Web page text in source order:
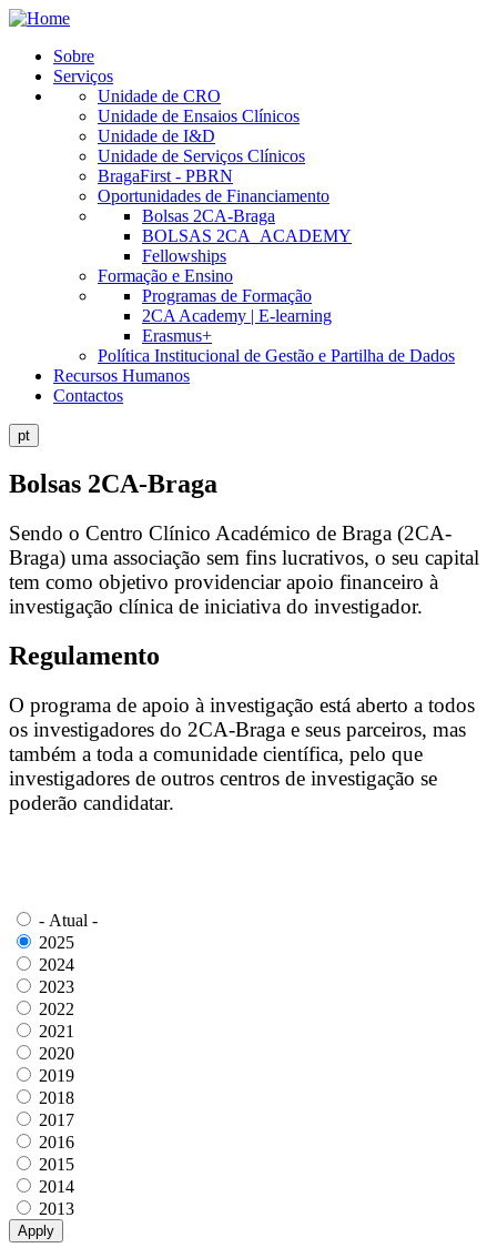
Skip
main
content
Public
Sobre
Serviços
Unidade de CRO
Unidade de Ensaios Clínicos
Unidade de I&D
Unidade de Serviços Clínicos
BragaFirst - PBRN
Oportunidades de Financiamento
Bolsas 2CA-Braga
BOLSAS 2CA_ACADEMY
Fellowships
Formação e Ensino
Programas de Formação
2CA Academy | E-learning
Erasmus+
Política Institucional de Gestão e Partilha de Dados
Recursos Humanos
Contactos
pt
Bolsas 2CA-Braga
Sendo o Centro Clínico Académico de Braga (2CA-
Braga) uma associação sem fins lucrativos, o seu capital
tem como objetivo providenciar apoio financeiro à
investigação clínica de iniciativa do investigador.
Regulamento
O programa de apoio à investigação está aberto a todos
os investigadores do 2CA-Braga e seus parceiros, mas
também a toda a comunidade científica, pelo que
investigadores de outros centros de investigação se
poderão candidatar.
- Atual -
2025
2024
2023
2022
2021
2020
2019
2018
2017
2016
2015
2014
2013